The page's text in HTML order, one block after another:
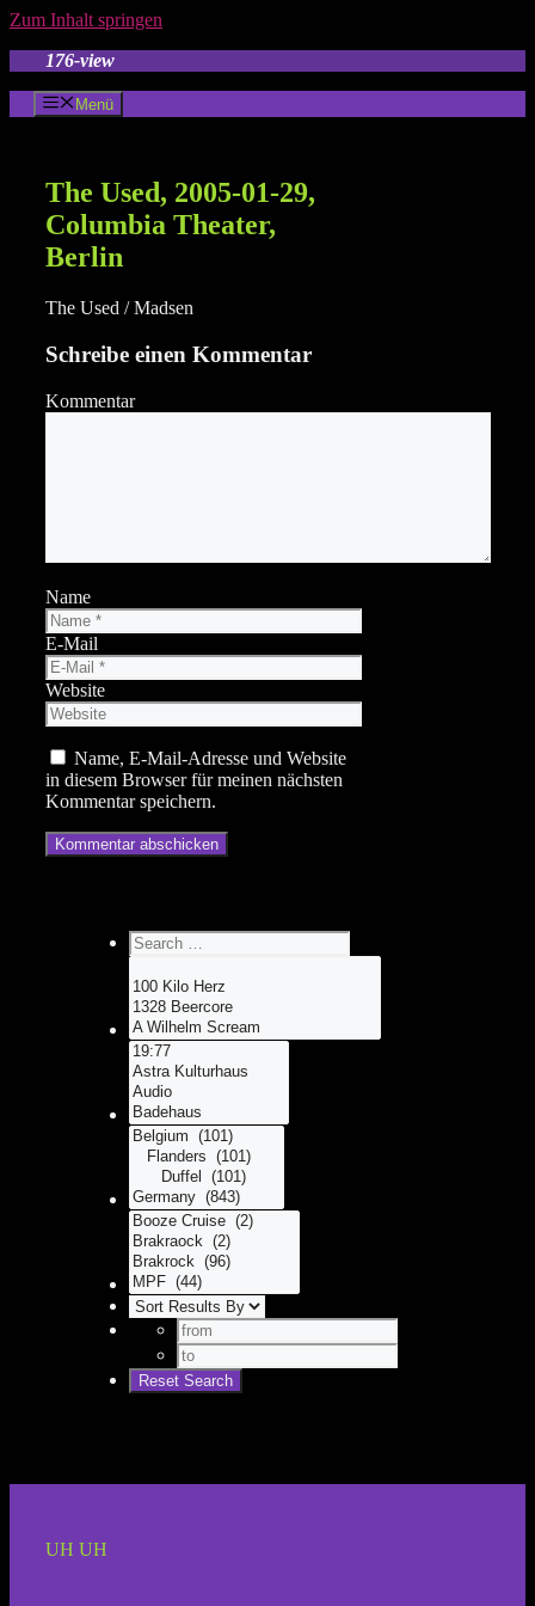
Zum Inhalt springen
176-view
Menü
The Used, 2005-01-29,
Columbia Theater,
Berlin
The Used / Madsen
Schreibe einen Kommentar
Kommentar
Name
E-Mail
Website
Name, E-Mail-Adresse und Website
in diesem Browser für meinen nächsten
Kommentar speichern.
UH UH